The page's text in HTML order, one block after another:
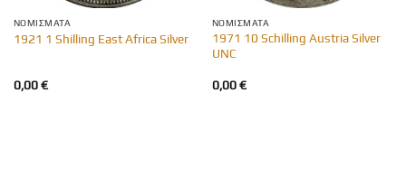
ΝΟΜΊΣΜΑΤΑ
1921 1 Shilling East Africa Silver
0,00€
ΝΟΜΊΣΜΑΤΑ
1971 10 Schilling Austria Silver
UNC
0,00€